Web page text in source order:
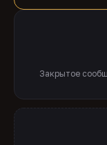
Закрытое